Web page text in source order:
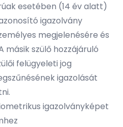
esetében (14 év alatt)
igazolvány
megjelenésére és
másik szülő hozzájáruló
felügyeleti jog
igazolását
igazolványképet